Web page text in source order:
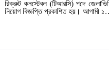
রিক্রুট কনস্টেবল (টিআরসি) পদে
নিয়োগ বিজ্ঞপ্তি প্রকাশিত হয়। আগামী